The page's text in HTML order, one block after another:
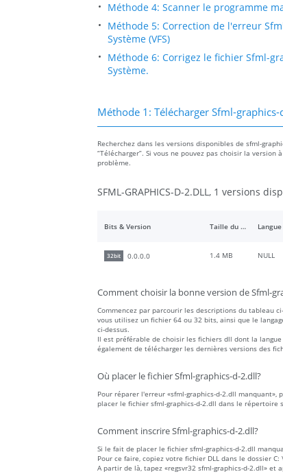
Méthode 4: Scanner le programme
Méthode 5: Correction de l'erreur
Système (VFS)
Méthode 6: Corrigez le fichier Sfml-
Système.
Méthode 1: Télécharger Sfml-
Recherchez dans les versions disponibles de sfml-
“Télécharger”. Si vous ne pouvez pas choisir la
problème.
SFML-GRAPHICS-D-2.DLL, 1 versions
Bits & Version Taille du fichier Langue
32bit 0.0.0.0 1.4 MB NULL
Comment choisir la bonne version de Sfml-
Commencez par parcourir les descriptions du tableau
vous utilisez un fichier 64 ou 32 bits, ainsi que le
ci-dessus.
Il est préférable de choisir les fichiers dll dont la
également de télécharger les dernières versions des
Où placer le fichier Sfml-graphics-d-2.dll?
Pour réparer l'erreur «sfml-graphics-d-2.dll
placer le fichier sfml-graphics-d-2.dll dans le répertoire
Comment inscrire Sfml-graphics-d-2.dll?
Si le fait de placer le fichier sfml-graphics-d-2.dll
Pour ce faire, copiez votre fichier DLL dans le dossier
A partir de là, tapez «regsvr32 sfml-graphics-d-2.dll» et